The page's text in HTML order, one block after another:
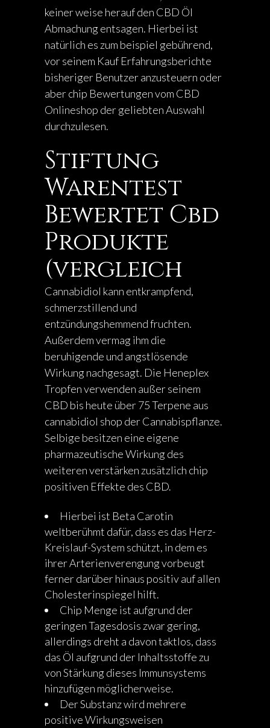
keiner weise herauf den CBD Öl
Abmachung entsagen. Hierbei ist
natürlich es zum beispiel gebührend,
vor seinem Kauf Erfahrungsberichte
bisheriger Benutzer anzusteuern oder
aber chip Bewertungen vom CBD
Onlineshop der geliebten Auswahl
durchzulesen.
Stiftung
Warentest
Bewertet Cbd
Produkte
(vergleich
Cannabidiol kann entkrampfend,
schmerzstillend und
entzündungshemmend fruchten.
Außerdem vermag ihm die
beruhigende und angstlösende
Wirkung nachgesagt. Die Heneplex
Tropfen verwenden außer seinem
CBD bis heute über 75 Terpene aus
cannabidiol shop der Cannabispflanze.
Selbige besitzen eine eigene
pharmazeutische Wirkung des
weiteren verstärken zusätzlich chip
positiven Effekte des CBD.
Hierbei ist Beta Carotin
weltberühmt dafür, dass es das Herz-
Kreislauf-System schützt, in dem es
ihrer Arterienverengung vorbeugt
ferner darüber hinaus positiv auf allen
Cholesterinspiegel hilft.
Chip Menge ist aufgrund der
geringen Tagesdosis zwar gering,
allerdings dreht a davon taktlos, dass
das Öl aufgrund der Inhaltsstoffe zu
von Stärkung dieses Immunsystems
hinzufügen möglicherweise.
Der Substanz wird mehrere
positive Wirkungsweisen